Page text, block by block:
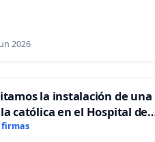
2026
la instalación de una
católica en el Hospital de
firmas